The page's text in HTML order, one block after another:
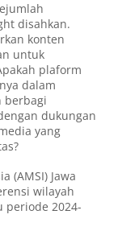
disahkan.
konten
untuk
plaform
dalam
berbagi
dukungan
yang
(AMSI) Jawa
wilayah
periode 2024-